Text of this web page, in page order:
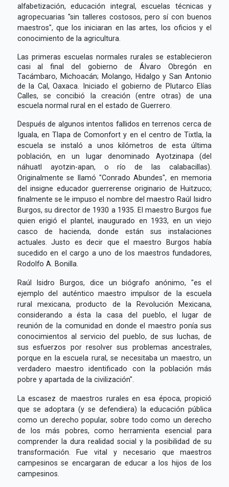
alfabetización, educación integral, escuelas técnicas y
agropecuarias "sin talleres costosos, pero sí con buenos
maestros", que los iniciaran en las artes, los oficios y el
conocimiento de la agricultura.
Las primeras escuelas normales rurales se establecieron
casi al final del gobierno de Álvaro Obregón en
Tacámbaro, Michoacán; Molango, Hidalgo y San Antonio
de la Cal, Oaxaca. Iniciado el gobierno de Plutarco Elías
Calles, se concibió la creación (entre otras) de una
escuela normal rural en el estado de Guerrero.
Después de algunos intentos fallidos en terrenos cerca de
Iguala, en Tlapa de Comonfort y en el centro de Tixtla, la
escuela se instaló a unos kilómetros de esta última
población, en un lugar denominado Ayotzinapa (del
náhuatl ayotzin-apan, o río de las calabacillas).
Originalmente se llamó "Conrado Abundes", en memoria
del insigne educador guerrerense originario de Huitzuco;
finalmente se le impuso el nombre del maestro Raúl Isidro
Burgos, su director de 1930 a 1935. El maestro Burgos fue
quien erigió el plantel, inaugurado en 1933, en un viejo
casco de hacienda, donde están sus instalaciones
actuales. Justo es decir que el maestro Burgos había
sucedido en el cargo a uno de los maestros fundadores,
Rodolfo A. Bonilla.
Raúl Isidro Burgos, dice un biógrafo anónimo, "es el
ejemplo del auténtico maestro impulsor de la escuela
rural mexicana, producto de la Revolución Mexicana,
considerando a ésta la casa del pueblo, el lugar de
reunión de la comunidad en donde el maestro ponía sus
conocimientos al servicio del pueblo, de sus luchas, de
sus esfuerzos por resolver sus problemas ancestrales,
porque en la escuela rural, se necesitaba un maestro, un
verdadero maestro identificado con la población más
pobre y apartada de la civilización".
La escasez de maestros rurales en esa época, propició
que se adoptara (y se defendiera) la educación pública
como un derecho popular, sobre todo como un derecho
de los más pobres, como herramienta esencial para
comprender la dura realidad social y la posibilidad de su
transformación. Fue vital y necesario que maestros
campesinos se encargaran de educar a los hijos de los
campesinos.